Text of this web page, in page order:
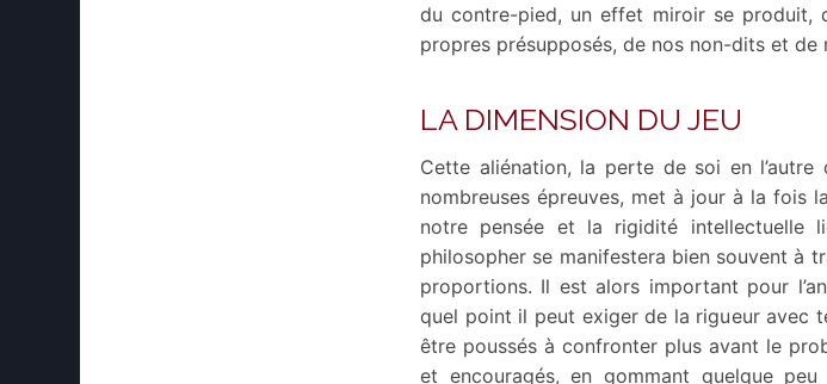
du contre-pied, un effet miroir se produit,
propres présupposés, de nos non-dits et de
LA DIMENSION DU JEU
Cette aliénation, la perte de soi en l’autre
nombreuses épreuves, met à jour à la fois
notre pensée et la rigidité intellectuelle
philosopher se manifestera bien souvent à
proportions. Il est alors important pour
quel point il peut exiger de la rigueur avec
être poussés à confronter plus avant le
et encouragés, en gommant quelque